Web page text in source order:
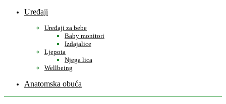
Uređaji
Uređaji za bebe
Baby monitori
Izdajalice
Ljepota
Njega lica
Wellbeing
Anatomska obuća